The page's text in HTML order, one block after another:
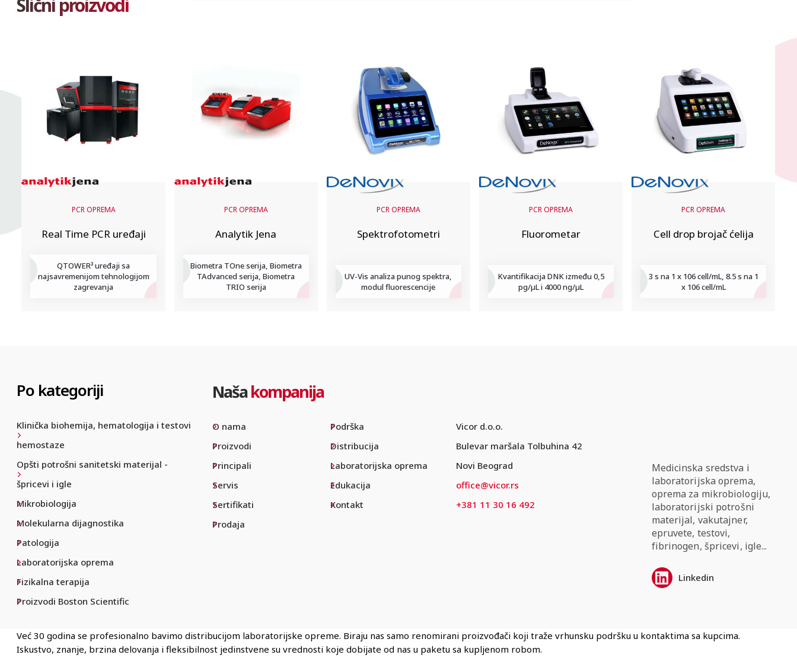
Slični proizvodi
PCR OPREMA
Real Time PCR uređaji
QTOWER³ uređaji sa
najsavremenijom tehnologijom
zagrevanja
PCR OPREMA
Analytik Jena
Biometra TOne serija, Biometra
TAdvanced serija, Biometra
TRIO serija
PCR OPREMA
Spektrofotometri
UV-Vis analiza punog spektra,
modul fluorescencije
PCR OPREMA
Fluorometar
Kvantifikacija DNK između 0,5
pg/µL i 4000 ng/µL
PCR OPREMA
Cell drop brojač ćelija
3 s na 1 x 106 cell/mL, 8.5 s na 1
x 106 cell/mL
Po kategoriji
Klinička biohemija, hematologija i testovi
hemostaze
Opšti potrošni sanitetski materijal -
špricevi i igle
Mikrobiologija
Molekularna dijagnostika
Patologija
Laboratorijska oprema
Fizikalna terapija
Proizvodi Boston Scientific
Našakompanija
O nama
Proizvodi
Principali
Servis
Sertifikati
Prodaja
Podrška
Distribucija
Laboratorijska oprema
Edukacija
Kontakt
Vicor d.o.o.
Bulevar maršala Tolbuhina 42
Novi Beograd
office@vicor.rs
+381 11 30 16 492
Medicinska sredstva i
laboratorijska oprema,
oprema za mikrobiologiju,
laboratorijski potrošni
materijal, vakutajner,
epruvete, testovi,
fibrinogen, špricevi, igle...
Linkedin
Već 30 godina se profesionalno bavimo distribucijom laboratorijske opreme. Biraju nas samo renomirani proizvođači koji traže vrhunsku podršku u kontaktima sa kupcima.
Iskustvo, znanje, brzina delovanja i fleksibilnost jedinstvene su vrednosti koje dobijate od nas u paketu sa kupljenom robom.